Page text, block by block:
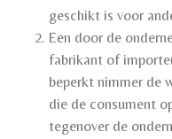
geschikt is voor
Een door de
fabrikant of
beperkt nimmer de
die de consument
tegenover de